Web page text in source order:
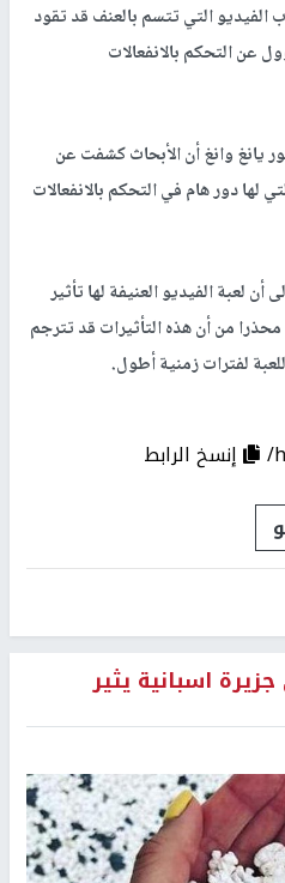
الفيديو التي تتسم بالعنف قد تقود
عن التحكم بالانفعالات
يانغ وانغ أن الأبحاث كشفت عن
لها دور هام في التحكم بالانفعالات
لعبة الفيديو العنيفة لها تأثير
من أن هذه التأثيرات قد تترجم
لفترات زمنية أطول.
إنسخ الرابط
اسبانية يثير